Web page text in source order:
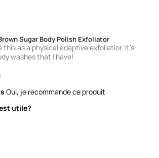
Sugar Body Polish Exfoliator
this as a physical adaptive exfoliatior. It's
washes that I have!
Oui, je recommande ce produit
utile?